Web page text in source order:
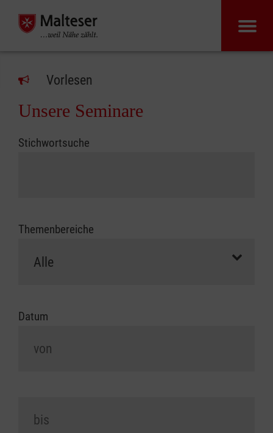
Vorlesen
Unsere Seminare
Stichwortsuche
Themenbereiche
Datum